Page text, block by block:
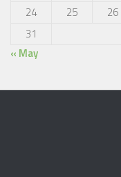
24
25 26
31
« May